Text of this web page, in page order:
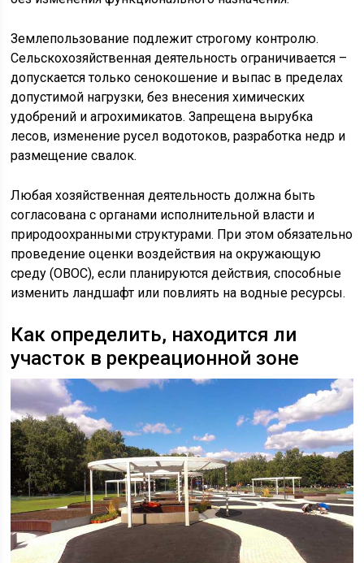
Землепользование подлежит строгому контролю.
Сельскохозяйственная деятельность ограничивается –
допускается только сенокошение и выпас в пределах
допустимой нагрузки, без внесения химических
удобрений и агрохимикатов. Запрещена вырубка
лесов, изменение русел водотоков, разработка недр и
размещение свалок.
Любая хозяйственная деятельность должна быть
согласована с органами исполнительной власти и
природоохранными структурами. При этом обязательно
проведение оценки воздействия на окружающую
среду (ОВОС), если планируются действия, способные
изменить ландшафт или повлиять на водные ресурсы.
Как определить, находится ли
участок в рекреационной зоне